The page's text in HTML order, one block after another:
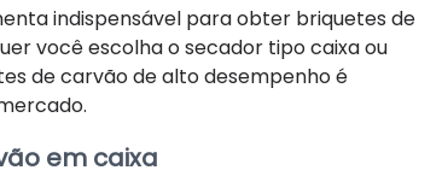
indispensável para obter briquetes de
você escolha o secador tipo caixa ou
de carvão de alto desempenho é
em caixa